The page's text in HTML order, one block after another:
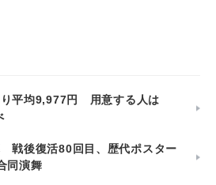
り平均9,977円 用意する人は
戦後復活80回目、歴代ポスター
同演舞